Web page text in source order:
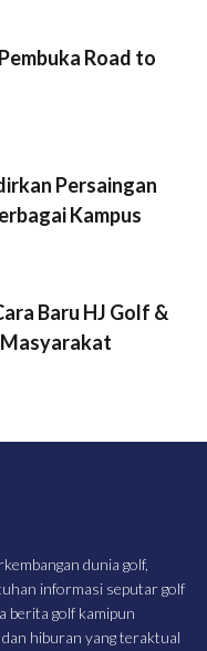
Road to
Persaingan
Kampus
Baru HJ Golf &
dunia golf,
informasi seputar golf
berita golf kamipun
hiburan yang teraktual